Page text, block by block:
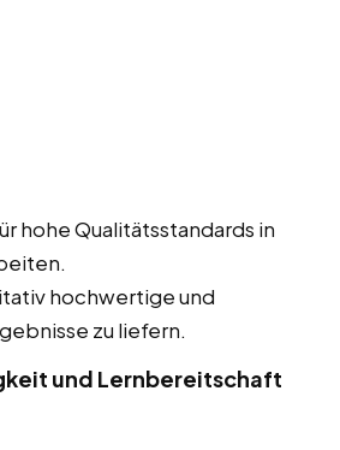
hohe Qualitätsstandards in
hochwertige und
zu liefern.
und Lernbereitschaft